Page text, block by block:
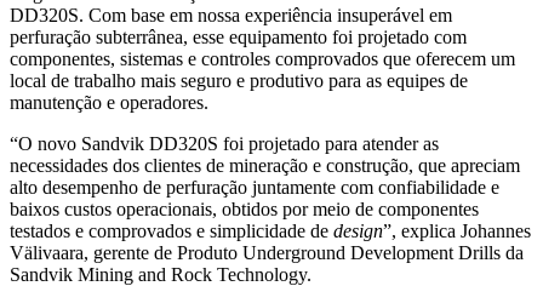
DD320S. Com base em nossa experiência insuperável em
perfuração subterrânea, esse equipamento foi projetado com
componentes, sistemas e controles comprovados que oferecem um
local de trabalho mais seguro e produtivo para as equipes de
manutenção e operadores.
“O novo Sandvik DD320S foi projetado para atender as
necessidades dos clientes de mineração e construção, que apreciam
alto desempenho de perfuração juntamente com confiabilidade e
baixos custos operacionais, obtidos por meio de componentes
testados e comprovados e simplicidade de design”, explica Johannes
Välivaara, gerente de Produto Underground Development Drills da
Sandvik Mining and Rock Technology.